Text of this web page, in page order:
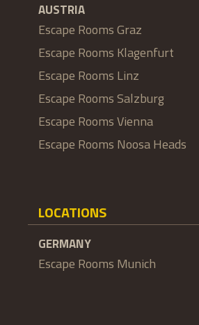
AUSTRIA
Escape Rooms Graz
Escape Rooms Klagenfurt
Escape Rooms Linz
Escape Rooms Salzburg
Escape Rooms Vienna
Escape Rooms Noosa Heads
LOCATIONS
GERMANY
Escape Rooms Munich